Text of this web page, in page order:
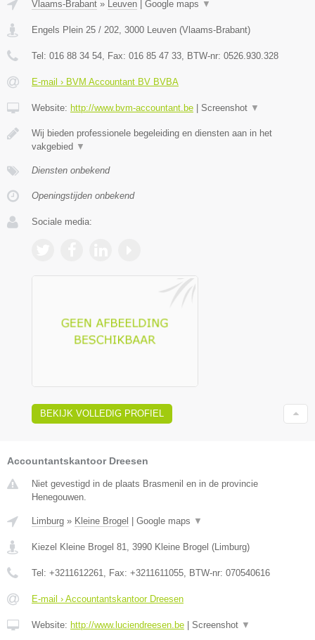
Vlaams-Brabant » Leuven Google maps ▼
Engels Plein 25 / 202 3000 Leuven (Vlaams-Brabant)
Tel: 016 88 34 54 , Fax: 016 85 47 33 , BTW-nr: 0526.930.328
E-mail › BVM Accountant BV BVBA
Website: http://www.bvm-accountant.be Screenshot ▼
Wij bieden professionele begeleiding en diensten aan in het
vakgebied ▼
Diensten onbekend
Openingstijden onbekend
Sociale media:
BEKIJK VOLLEDIG PROFIEL
Accountantskantoor Dreesen
Niet gevestigd in de plaats Brasmenil en in de provincie
Henegouwen.
Limburg » Kleine Brogel | Google maps ▼
Kiezel Kleine Brogel 81 3990 Kleine Brogel (Limburg)
Tel: +3211612261 , Fax: +3211611055 , BTW-nr: 070540616
E-mail › Accountantskantoor Dreesen
Website: http://www.luciendreesen.be | Screenshot ▼